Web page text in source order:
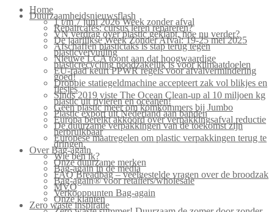
Home
Duurzaamheidsnieuwsflash
1 t/m 7 juni 2026 Week zonder afval
Repaircafés: cursus leren repareren?
VN verdrag over plastic geklapt, hoe nu verder?
De jaarlijkse Week Zonder Afval: 19-25 mei 2025
Afschaffen plastictaks is stap terug tegen
plasticvervuiling
Nieuwe LCA toont aan dat hoogwaardige
plasticrecycling noodzakelijk is voor klimaatdoelen
EU-raad keurt PPWR regels voor afvalvermindering
goed!
Droppie statiegeldmachine accepteert zak vol blikjes en
flesjes
Sinds 2019 viste The Ocean Clean-up al 10 miljoen kg
plastic uit rivieren en oceanen!
Geen plastic meer om komkommers bij Jumbo
Plastic export uit Nederland aan banden
Europa bereikt akkoord over verpakkingsafval reductie
De duurzame verpakkingen van de toekomst zijn
herbruikbaar
Europese maatregelen om plastic verpakkingen terug te
dringen.
Over Bag-again
Wie ben ik?
Onze duurzame merken
Bag-again in de media
FAQ Breadbag – veelgestelde vragen over de broodzak
Bag-again® voor retailers/wholesale
MVO
Verkooppunten Bag-again
Onze klanten
Zero waste inspiratie